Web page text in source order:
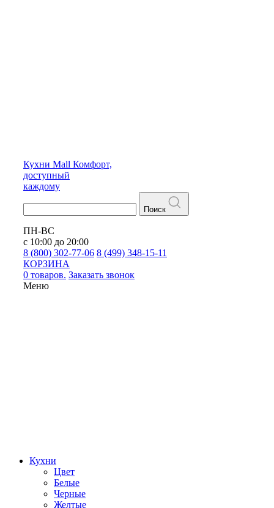
Кухни Mall Комфорт,
доступный
каждому
Поиск
ПН-ВС
с 10:00 до 20:00
8 (800) 302-77-06 8 (499) 348-15-11
КОРЗИНА
0 товаров. Заказать звонок
Меню
Кухни
Цвет
Белые
Черные
Желтые